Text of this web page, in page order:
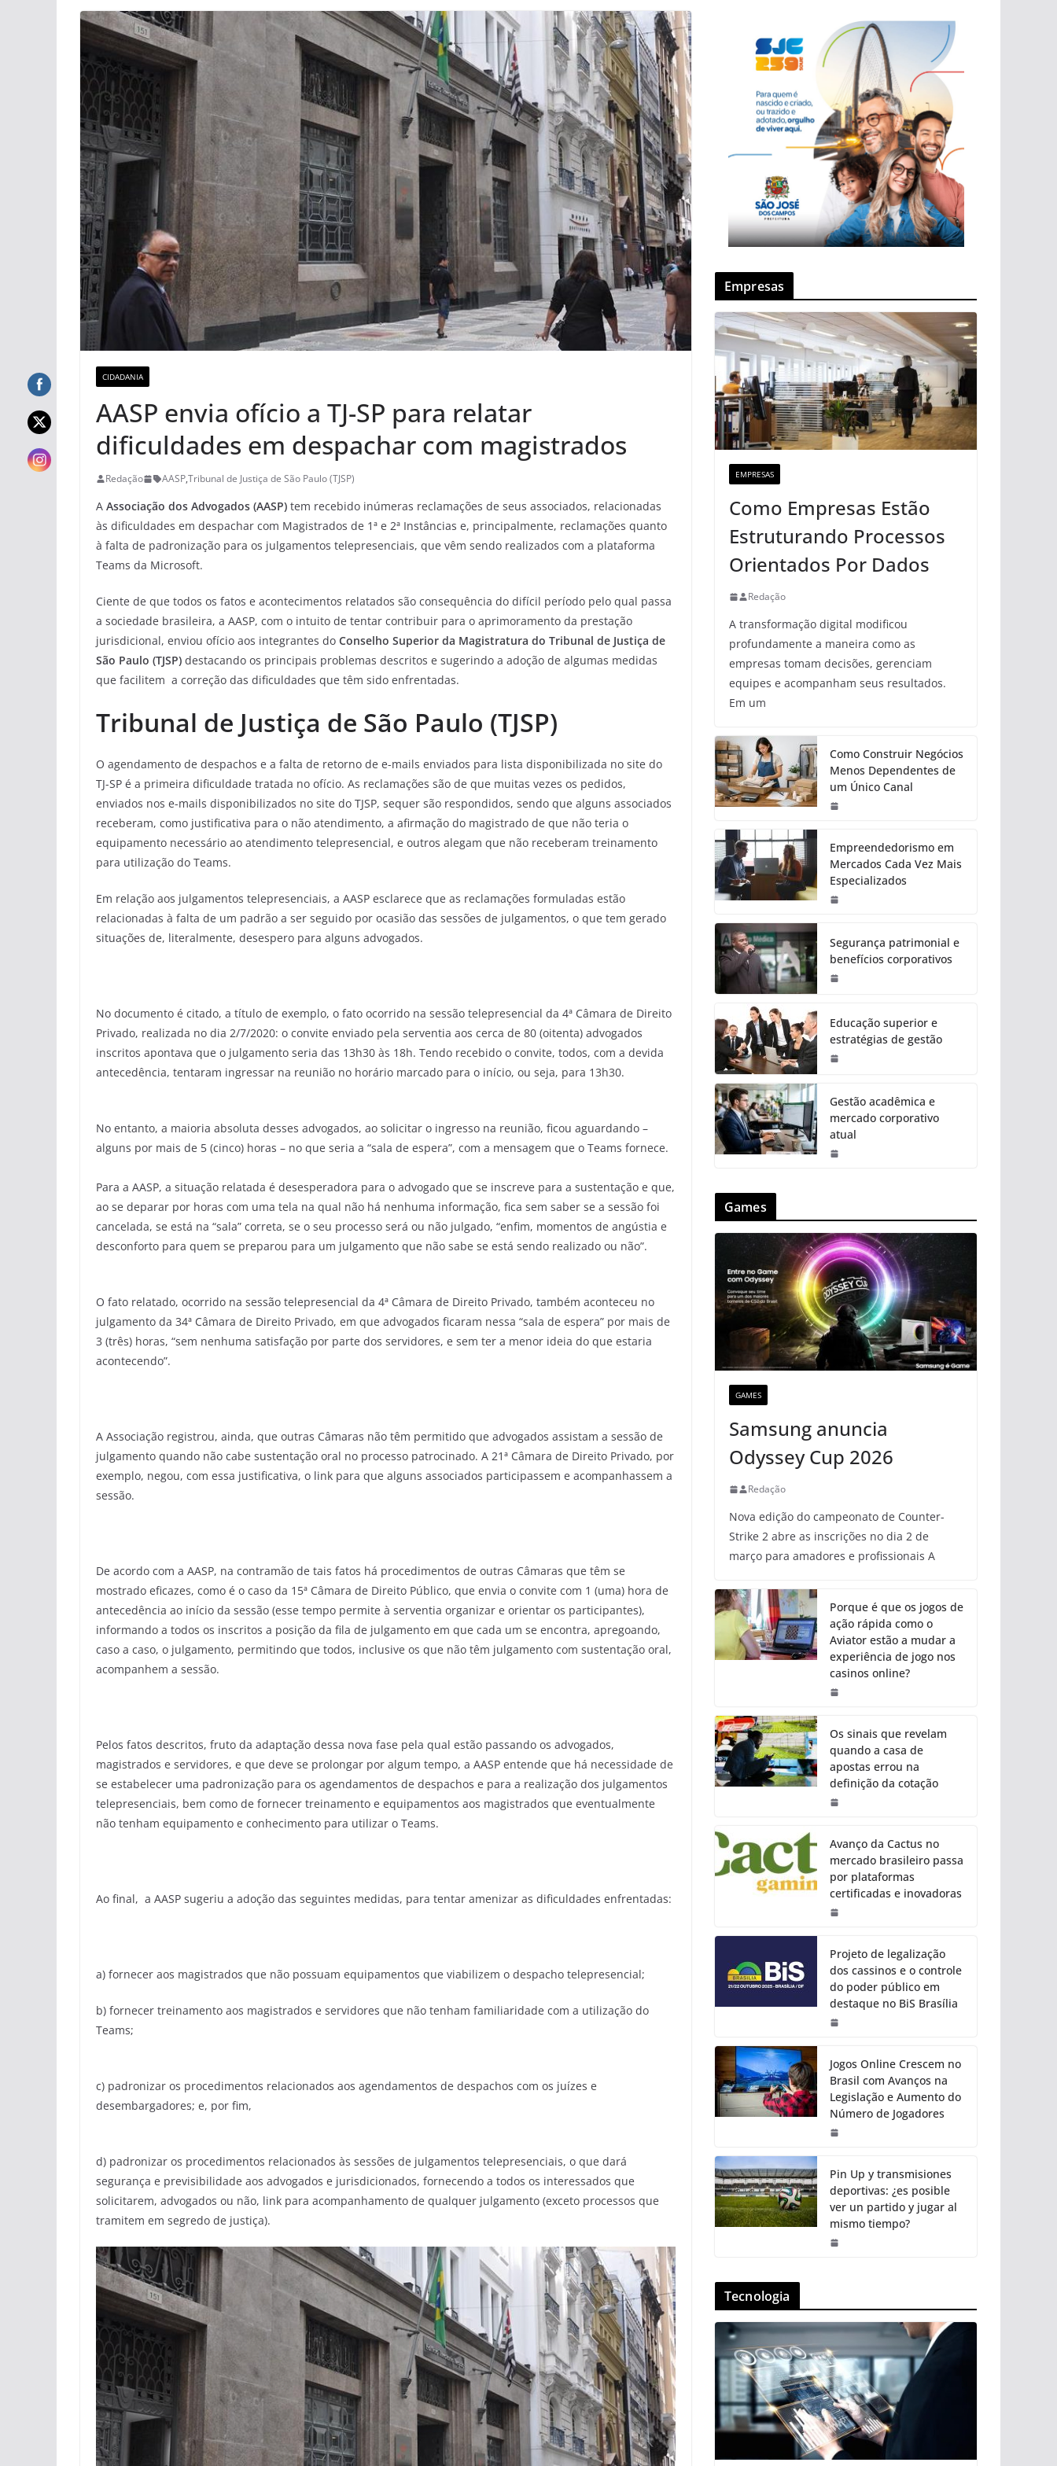
CIDADANIA
AASP envia ofício a TJ-SP para relatar
dificuldades em despachar com magistrados
Redação AASP,Tribunal de Justiça de São Paulo (TJSP)
A Associação dos Advogados (AASP) tem recebido inúmeras reclamações de seus associados, relacionadas
às dificuldades em despachar com Magistrados de 1ª e 2ª Instâncias e, principalmente, reclamações quanto
à falta de padronização para os julgamentos telepresenciais, que vêm sendo realizados com a plataforma
Teams da Microsoft.
Ciente de que todos os fatos e acontecimentos relatados são consequência do difícil período pelo qual passa
a sociedade brasileira, a AASP, com o intuito de tentar contribuir para o aprimoramento da prestação
jurisdicional, enviou ofício aos integrantes do Conselho Superior da Magistratura do Tribunal de Justiça de
São Paulo (TJSP) destacando os principais problemas descritos e sugerindo a adoção de algumas medidas
que facilitem a correção das dificuldades que têm sido enfrentadas.
Tribunal de Justiça de São Paulo (TJSP)
O agendamento de despachos e a falta de retorno de e-mails enviados para lista disponibilizada no site do
TJ-SP é a primeira dificuldade tratada no ofício. As reclamações são de que muitas vezes os pedidos,
enviados nos e-mails disponibilizados no site do TJSP, sequer são respondidos, sendo que alguns associados
receberam, como justificativa para o não atendimento, a afirmação do magistrado de que não teria o
equipamento necessário ao atendimento telepresencial, e outros alegam que não receberam treinamento
para utilização do Teams.
Em relação aos julgamentos telepresenciais, a AASP esclarece que as reclamações formuladas estão
relacionadas à falta de um padrão a ser seguido por ocasião das sessões de julgamentos, o que tem gerado
situações de, literalmente, desespero para alguns advogados.
No documento é citado, a título de exemplo, o fato ocorrido na sessão telepresencial da 4ª Câmara de Direito
Privado, realizada no dia 2/7/2020: o convite enviado pela serventia aos cerca de 80 (oitenta) advogados
inscritos apontava que o julgamento seria das 13h30 às 18h. Tendo recebido o convite, todos, com a devida
antecedência, tentaram ingressar na reunião no horário marcado para o início, ou seja, para 13h30.
No entanto, a maioria absoluta desses advogados, ao solicitar o ingresso na reunião, ficou aguardando –
alguns por mais de 5 (cinco) horas – no que seria a “sala de espera”, com a mensagem que o Teams fornece.
Para a AASP, a situação relatada é desesperadora para o advogado que se inscreve para a sustentação e que,
ao se deparar por horas com uma tela na qual não há nenhuma informação, fica sem saber se a sessão foi
cancelada, se está na “sala” correta, se o seu processo será ou não julgado, “enfim, momentos de angústia e
desconforto para quem se preparou para um julgamento que não sabe se está sendo realizado ou não”.
O fato relatado, ocorrido na sessão telepresencial da 4ª Câmara de Direito Privado, também aconteceu no
julgamento da 34ª Câmara de Direito Privado, em que advogados ficaram nessa “sala de espera” por mais de
3 (três) horas, “sem nenhuma satisfação por parte dos servidores, e sem ter a menor ideia do que estaria
acontecendo”.
A Associação registrou, ainda, que outras Câmaras não têm permitido que advogados assistam a sessão de
julgamento quando não cabe sustentação oral no processo patrocinado. A 21ª Câmara de Direito Privado, por
exemplo, negou, com essa justificativa, o link para que alguns associados participassem e acompanhassem a
sessão.
De acordo com a AASP, na contramão de tais fatos há procedimentos de outras Câmaras que têm se
mostrado eficazes, como é o caso da 15ª Câmara de Direito Público, que envia o convite com 1 (uma) hora de
antecedência ao início da sessão (esse tempo permite à serventia organizar e orientar os participantes),
informando a todos os inscritos a posição da fila de julgamento em que cada um se encontra, apregoando,
caso a caso, o julgamento, permitindo que todos, inclusive os que não têm julgamento com sustentação oral,
acompanhem a sessão.
Pelos fatos descritos, fruto da adaptação dessa nova fase pela qual estão passando os advogados,
magistrados e servidores, e que deve se prolongar por algum tempo, a AASP entende que há necessidade de
se estabelecer uma padronização para os agendamentos de despachos e para a realização dos julgamentos
telepresenciais, bem como de fornecer treinamento e equipamentos aos magistrados que eventualmente
não tenham equipamento e conhecimento para utilizar o Teams.
Ao final, a AASP sugeriu a adoção das seguintes medidas, para tentar amenizar as dificuldades enfrentadas:
a) fornecer aos magistrados que não possuam equipamentos que viabilizem o despacho telepresencial;
b) fornecer treinamento aos magistrados e servidores que não tenham familiaridade com a utilização do
Teams;
c) padronizar os procedimentos relacionados aos agendamentos de despachos com os juízes e
desembargadores; e, por fim,
d) padronizar os procedimentos relacionados às sessões de julgamentos telepresenciais, o que dará
segurança e previsibilidade aos advogados e jurisdicionados, fornecendo a todos os interessados que
solicitarem, advogados ou não, link para acompanhamento de qualquer julgamento (exceto processos que
tramitem em segredo de justiça).
Empresas
EMPRESAS
Como Empresas Estão
Estruturando Processos
Orientados Por Dados
Redação
A transformação digital modificou
profundamente a maneira como as
empresas tomam decisões, gerenciam
equipes e acompanham seus resultados.
Em um
Como Construir Negócios
Menos Dependentes de
um Único Canal
Empreendedorismo em
Mercados Cada Vez Mais
Especializados
Segurança patrimonial e
benefícios corporativos
Educação superior e
estratégias de gestão
Gestão acadêmica e
mercado corporativo
atual
Games
GAMES
Samsung anuncia
Odyssey Cup 2026
Redação
Nova edição do campeonato de Counter-
Strike 2 abre as inscrições no dia 2 de
março para amadores e profissionais A
Porque é que os jogos de
ação rápida como o
Aviator estão a mudar a
experiência de jogo nos
casinos online?
Os sinais que revelam
quando a casa de
apostas errou na
definição da cotação
Avanço da Cactus no
mercado brasileiro passa
por plataformas
certificadas e inovadoras
Projeto de legalização
dos cassinos e o controle
do poder público em
destaque no BiS Brasília
Jogos Online Crescem no
Brasil com Avanços na
Legislação e Aumento do
Número de Jogadores
Pin Up y transmisiones
deportivas: ¿es posible
ver un partido y jugar al
mismo tiempo?
Tecnologia